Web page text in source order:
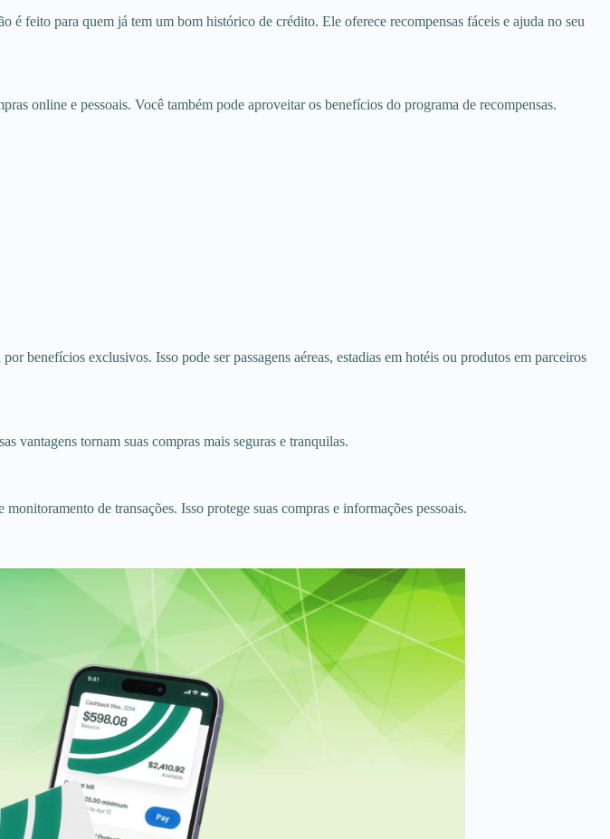
feito para quem já tem um bom histórico de crédito. Ele oferece recompensas fáceis e ajuda no seu
online e pessoais. Você também pode aproveitar os benefícios do programa de recompensas.
benefícios exclusivos. Isso pode ser passagens aéreas, estadias em hotéis ou produtos em parceiros
vantagens tornam suas compras mais seguras e tranquilas.
de transações. Isso protege suas compras e informações pessoais.